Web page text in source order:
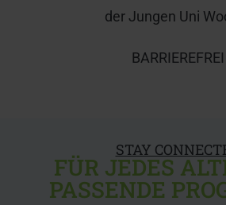
der Jungen Uni
BARRIEREFREI
STAY
FÜR JEDES
PASSENDE